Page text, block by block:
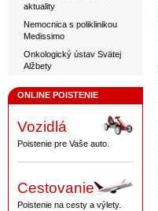
aktuality
Nemocnica s poliklinikou
Medissimo
Onkologický ústav Svätej
Alžbety
ONLINE POISTENIE
Vozidlá
Poistenie pre Vaše auto.
Cestovanie
Poistenie na cesty a výlety.